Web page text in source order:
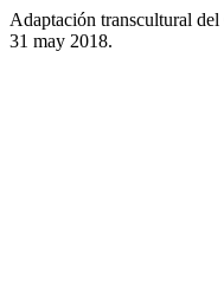
Adaptación transcultural
31 may 2018.